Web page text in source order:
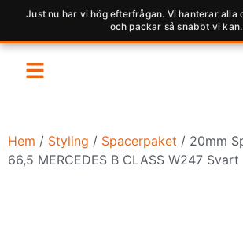
Just nu har vi hög efterfrågan. Vi hanterar
och packar så snabbt vi kan.
Hem / Styling / Spacerpaket / 20mm
66,5 MERCEDES B CLASS W247 Svart